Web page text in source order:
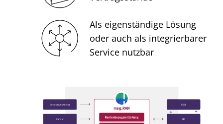
Als eigenständige Lösung
oder auch als integrierbarer
Service nutzbar